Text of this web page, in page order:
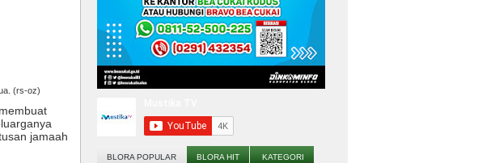
(rs-oz)
jamaah
BLORA POPULAR BLORA HIT KATEGORI